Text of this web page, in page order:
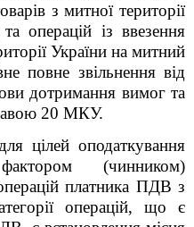
з митної території
операцій із ввезення
України на митний
повне звільнення від
дотримання вимог та
20 МКУ.
цілей оподаткування
(чинником)
платника ПДВ з
операцій, що є